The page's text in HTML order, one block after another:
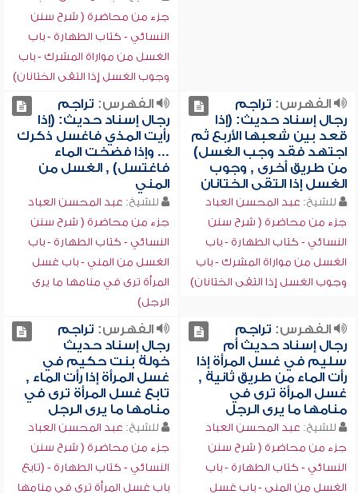
جزء من محاضرة ( شرح سنن
النسائي - كتاب الطهارة - باب
الغسل من مواراة المشرك - باب
وجوب الغسل إذا التقى الختانان)
الفهرس: تراجم
رجال إسناد حديث: (إذا
قعد بين شعبها الأربع ثم
اجتهد فقد وجب الغسل)
من طريق أخرى , وجوب
الغسل إذا التقى الختانان
للشيخ: عبد المحسن العباد
جزء من محاضرة ( شرح سنن
النسائي - كتاب الطهارة - باب
الغسل من مواراة المشرك - باب
وجوب الغسل إذا التقى الختانان)
الفهرس: تراجم
رجال إسناد حديث: (إذا
رأيت المذي فاغسل ذكرك
... وإذا فضخت الماء
فاغتسل) , الغسل من
المني
للشيخ: عبد المحسن العباد
جزء من محاضرة ( شرح سنن
النسائي - كتاب الطهارة - باب
الغسل من المني - باب غسل
المرأة ترى في منامها ما يرى
الرجل)
الفهرس: تراجم
رجال إسناد حديث أم
سليم في غسل المرأة إذا
رأت الماء من طريق ثانية ,
غسل المرأة ترى في
منامها ما يرى الرجل
للشيخ: عبد المحسن العباد
جزء من محاضرة ( شرح سنن
النسائي - كتاب الطهارة - باب
الغسل من المني - باب غسل
الفهرس: تراجم
رجال إسناد حديث
خولة بنت حكيم في
غسل المرأة إذا رأت الماء ,
تابع غسل المرأة ترى في
منامها ما يرى الرجل
للشيخ: عبد المحسن العباد
جزء من محاضرة ( شرح سنن
النسائي - كتاب الطهارة - (تابع
باب غسل المرأة ترى في منامها